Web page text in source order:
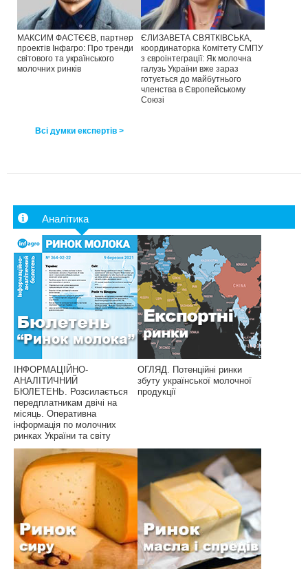
МАКСИМ ФАСТЄЄВ, партнер
проектів Інфагро: Про тренди
світового та українського
молочних ринків
ЄЛИЗАВЕТА СВЯТКІВСЬКА,
координаторка Комітету СМПУ
з євроінтеграції: Як молочна
галузь України вже зараз
готується до майбутнього
членства в Європейському
Союзі
Всі думки експертів >
Аналітика
ІНФОРМАЦІЙНО-
АНАЛІТИЧНИЙ
БЮЛЕТЕНЬ. Розсилається
передплатникам двічі на
місяць. Оперативна
інформація по молочних
ринках України та світу
ОГЛЯД. Потенційні ринки
збуту української молочної
продукції